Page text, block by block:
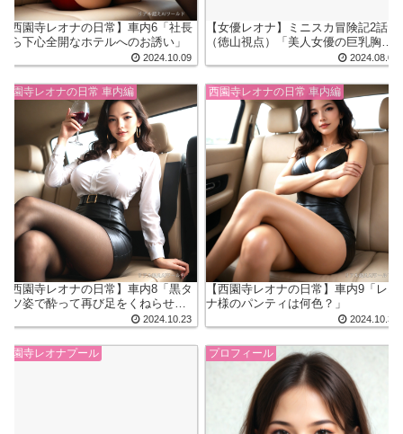
西園寺レオナの日常】車内6「社長
ら下心全開なホテルへのお誘い」
2024.10.09
【女優レオナ】ミニスカ冒険記2話
（徳山視点）「美人女優の巨乳胸チ
2024.08.01
西園寺レオナの日常 車内編
西園寺レオナの日常】車内8「黒タ
ツ姿で酔って再び足をくねらせ
2024.10.23
西園寺レオナの日常 車内編
【西園寺レオナの日常】車内9「レオ
ナ様のパンティは何色？」
2024.10.30
西園寺レオナプール プロフィール